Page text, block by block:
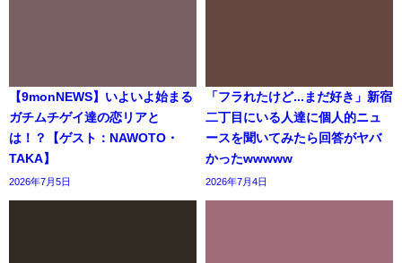
【9monNEWS】いよいよ始まる
ガチムチゲイ達の恋リアと
は！？【ゲスト：NAWOTO・
TAKA】
2026年7月5日
「フラれたけど...まだ好き」新宿
二丁目にいる人達に個人的ニュ
ースを聞いてみたら回答がヤバ
かったwwwww
2026年7月4日